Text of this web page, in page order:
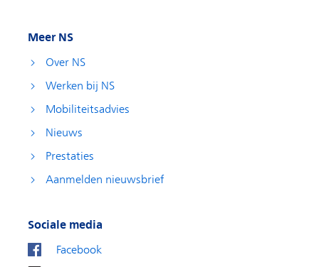
Meer NS
Over NS
Werken bij NS
Mobiliteitsadvies
Nieuws
Prestaties
Aanmelden nieuwsbrief
Sociale media
Facebook